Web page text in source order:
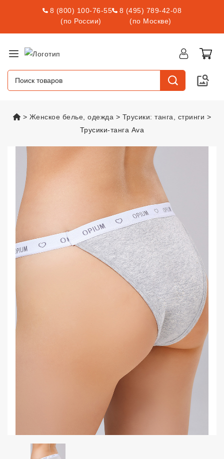
8 (800) 100-76-55
(по России)
8 (495) 789-42-08
(по Москве)
vsexshop.ru
Женское белье, одежда
Трусики: танга, стринги
Трусики-танга Ava
Трусики-танга Ava